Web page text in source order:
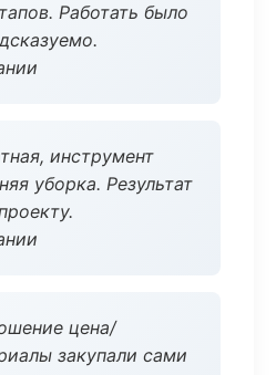
Работать было
инструмент
уборка. Результат
цена/
закупали сами